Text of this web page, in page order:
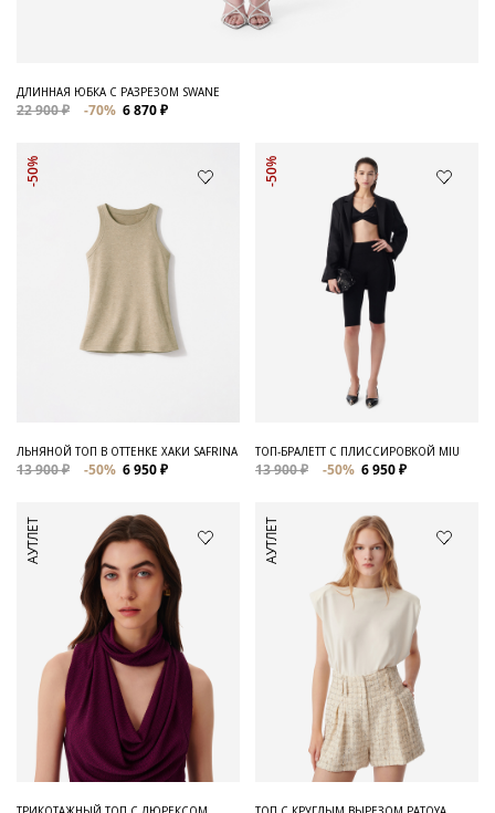
ДЛИННАЯ ЮБКА С РАЗРЕЗОМ SWANE
22 900 ₽ -70% 6 870 ₽
-50%
ЛЬНЯНОЙ ТОП В ОТТЕНКЕ ХАКИ SAFRINA
13 900 ₽ -50% 6 950 ₽
-50%
ТОП-БРАЛЕТТ С ПЛИССИРОВКОЙ MIU
13 900 ₽ -50% 6 950 ₽
АУТЛЕТ АУТЛЕТ